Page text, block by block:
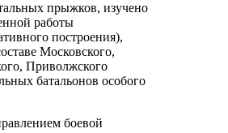
прыжков, изучено
работы
построения),
Московского,
Приволжского
батальонов особого
боевой